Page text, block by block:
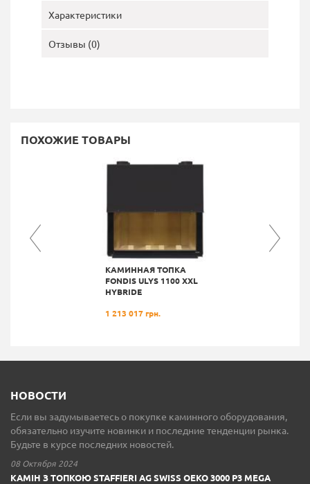
Характеристики
Отзывы (0)
ПОХОЖИЕ ТОВАРЫ
КАМИННАЯ ТОПКА
FONDIS ULYS 1100 XXL
HYBRIDE
1 213 017 грн.
НОВОСТИ
Если вы задумываетесь о покупке каминного оборудования,
обязательно изучите новинки и последние тенденции рынка.
Будьте в курсе последних новостей.
08 Октября 2024
КАМІН З ТОПКОЮ STAFFIERI AG SWISS OEKO 3000 P3 MEGA